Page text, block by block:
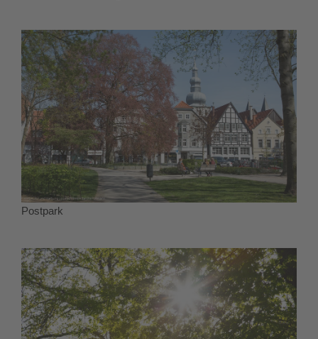
Postpark